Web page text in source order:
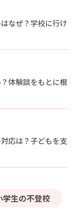
なぜ？学校に行け
体験談をもとに根
応は？子どもを支
学生の不登校